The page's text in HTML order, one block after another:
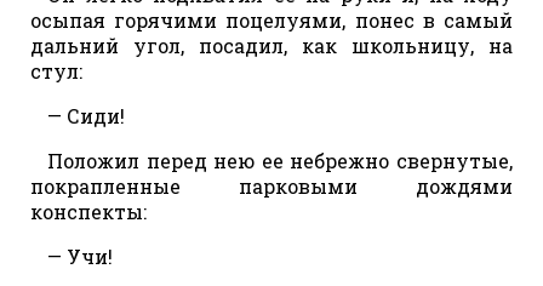
осыпая горячими поцелуями, понес в самый
дальний угол, посадил, как школьницу, на
стул:
— Сиди!
Положил перед нею ее небрежно свернутые,
покрапленные парковыми дождями
конспекты:
— Учи!